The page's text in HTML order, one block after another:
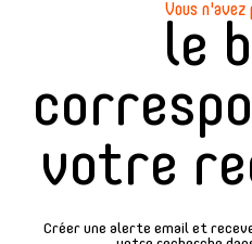
Vous n'avez
le
votre
Créer une alerte email et